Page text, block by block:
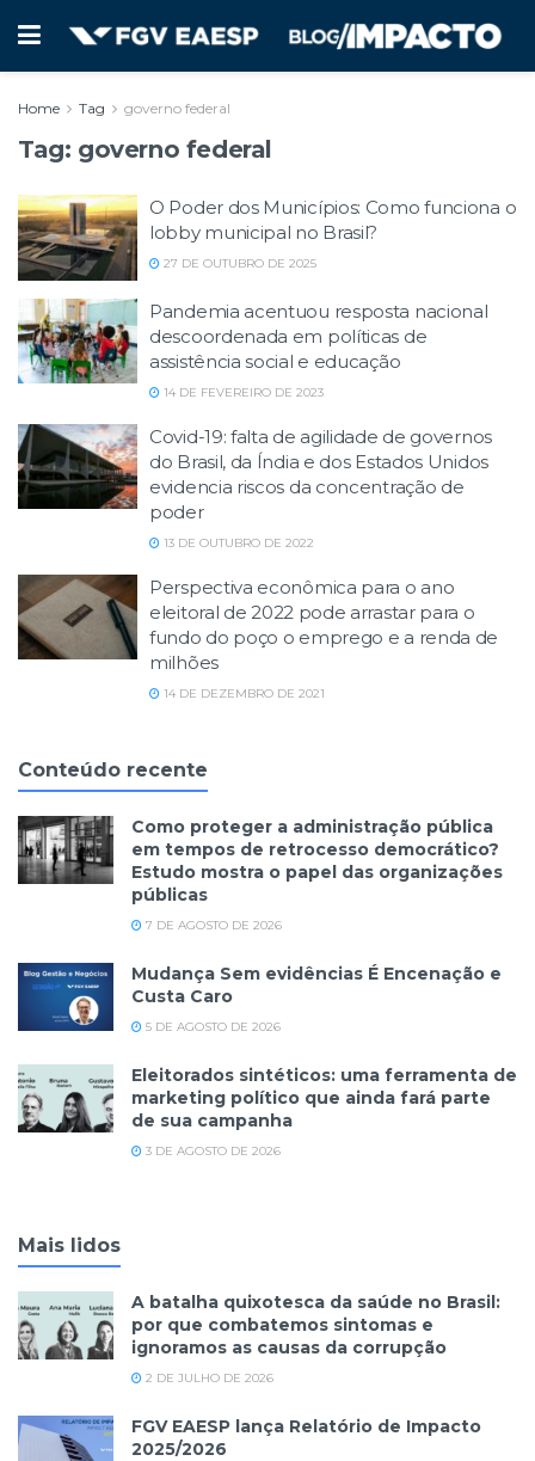
Home Tag governo federal
Tag: governo federal
O Poder dos Municípios: Como funciona o
lobby municipal no Brasil?
27 DE OUTUBRO DE 2025
Pandemia acentuou resposta nacional
descoordenada em políticas de
assistência social e educação
14 DE FEVEREIRO DE 2023
Covid-19: falta de agilidade de governos
do Brasil, da Índia e dos Estados Unidos
evidencia riscos da concentração de
poder
13 DE OUTUBRO DE 2022
Perspectiva econômica para o ano
eleitoral de 2022 pode arrastar para o
fundo do poço o emprego e a renda de
milhões
14 DE DEZEMBRO DE 2021
Conteúdo recente
Como proteger a administração pública
em tempos de retrocesso democrático?
Estudo mostra o papel das organizações
públicas
7 DE AGOSTO DE 2026
Mudança Sem evidências É Encenação e
Custa Caro
5 DE AGOSTO DE 2026
Eleitorados sintéticos: uma ferramenta de
marketing político que ainda fará parte
de sua campanha
3 DE AGOSTO DE 2026
Mais lidos
A batalha quixotesca da saúde no Brasil:
por que combatemos sintomas e
ignoramos as causas da corrupção
2 DE JULHO DE 2026
FGV EAESP lança Relatório de Impacto
2025/2026